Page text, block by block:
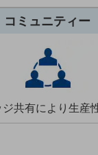
コミュニティー
共有により生産